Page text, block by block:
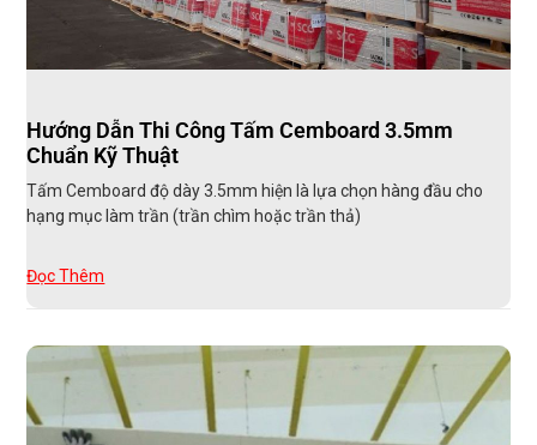
Hướng Dẫn Thi Công Tấm Cemboard 3.5mm
Chuẩn Kỹ Thuật
Tấm Cemboard độ dày 3.5mm hiện là lựa chọn hàng đầu cho
hạng mục làm trần (trần chìm hoặc trần thả)
Đọc Thêm